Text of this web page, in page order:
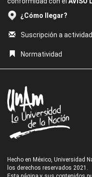
¿Cómo llegar?
Suscripción a
Normatividad
Hecho en México, Universidad
los derechos reservados 2021.